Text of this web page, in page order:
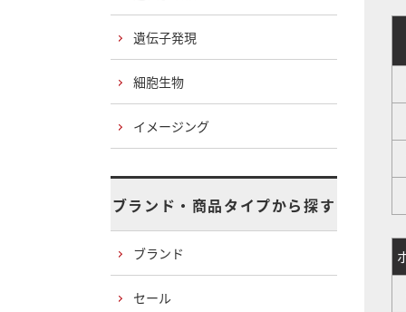
遺伝子発現
細胞生物
イメージング
ブランド・商品タイプから探す
ブランド
セール